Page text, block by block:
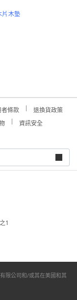
木墊
條款
退換貨政策
資訊安全
1
限公司和/或其在美國和其